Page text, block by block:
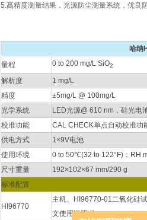
5.高精度测量结果，光源防尘测量系统，优良
哈纳
量程
0 to 200 mg/L SiO2
解析度
1 mg/L
精度
±5mg/L @ 100mg/L
光学系统
LED光源@ 610 nm，硅光电
校准功能
CAL CHECK单点自动校准功
供电方式
1×9V电池
使用环境
0 to 50℃(32 to 122°F)；RH
尺寸重量
192×102×67 mm/290 g
标准配置
HI96770
主机、HI96770-01二氧化硅
文使用说明书